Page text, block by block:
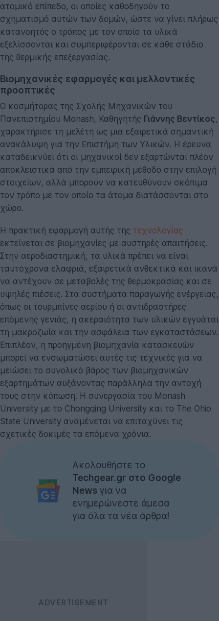
ατομικό επίπεδο, οι οποίες καθοδηγούν το
σχηματισμό αυτών των δομών, ώστε να γίνει πλήρως
κατανοητός ο τρόπος με τον οποίο τα υλικά
εξελίσσονται και συμπεριφέρονται σε κάθε στάδιο
της θερμικής επεξεργασίας.
Βιομηχανικές εφαρμογές και μελλοντικές
προοπτικές
Ο κοσμήτορας της Σχολής Μηχανικών του
Πανεπιστημίου Monash, Καθηγητής Γιάννης Βεντίκος,
χαρακτήρισε τη μελέτη ως μια εξαιρετικά σημαντική
ανακάλυψη για την Επιστήμη των Υλικών. Η έρευνα
καταδεικνύει ότι οι μηχανικοί δεν εξαρτώνται πλέον
αποκλειστικά από την εμπειρική μέθοδο στην επιλογή
στοιχείων, αλλά μπορούν να κατευθύνουν σκόπιμα
τον τρόπο με τον οποίο τα άτομα διατάσσονται στο
χώρο.
Η πρακτική εφαρμογή αυτής της τεχνολογίας
εκτείνεται σε βιομηχανίες με αυστηρές απαιτήσεις.
Στην αεροδιαστημική, τα υλικά πρέπει να είναι
ταυτόχρονα ελαφριά, εξαιρετικά ανθεκτικά και ικανά
να αντέχουν σε μεταβολές της θερμοκρασίας και σε
υψηλές πιέσεις. Στα συστήματα παραγωγής ενέργειας,
όπως οι τουρμπίνες αερίου ή οι αντιδραστήρες
επόμενης γενιάς, η ακεραιότητα των υλικών εγγυάται
τη μακροζωία και την ασφάλεια των εγκαταστάσεων.
Επιπλέον, η προηγμένη βιομηχανία κατασκευών
μπορεί να ενσωματώσει αυτές τις τεχνικές για να
μειώσει το συνολικό βάρος των βιομηχανικών
εξαρτημάτων αυξάνοντας παράλληλα την αντοχή
τους στην κόπωση. Η συνεργασία του Monash
University με το Chongqing University και το The Ohio
State University αναμένεται να επιταχύνει τις
σχετικές δοκιμές τα επόμενα χρόνια.
Ακολουθήστε το
Techgear.gr στο Google
News για να
ενημερώνεστε άμεσα
για όλα τα νέα άρθρα!